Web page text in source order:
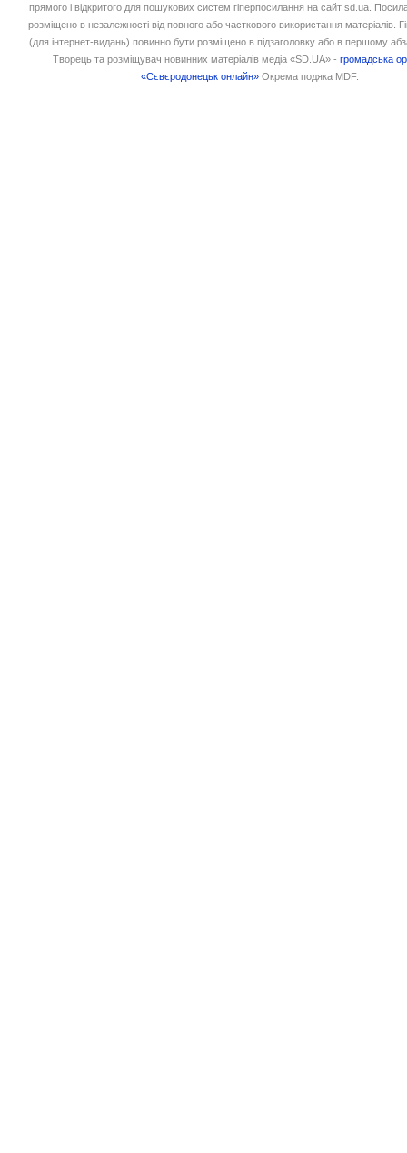
прямого і відкритого для пошукових систем гіперпосилання на сайт sd.ua.
розміщено в незалежності від повного або часткового використання матеріалів.
(для інтернет-видань) повинно бути розміщено в підзаголовку або в першому
Творець та розміщувач новинних матеріалів медіа «SD.UA» -громадська
«Сєвєродонецьк онлайн» Окрема подяка MDF.